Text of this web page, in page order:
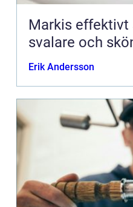
Markis effektivt solskydd för ett
svalare och
Erik Andersson